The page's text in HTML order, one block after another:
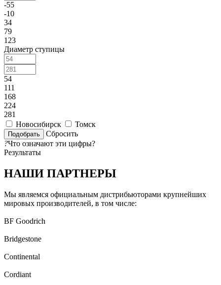
-55
-10
34
79
123
Диаметр ступицы
54
111
168
224
281
Новосибирск
Томск
Сбросить
?Что означают эти цифры?
Результаты
НАШИ ПАРТНЕРЫ
Мы являемся официальным дистрибьюторами крупнейших
мировых производителей, в том числе:
BF Goodrich
Bridgestone
Continental
Cordiant